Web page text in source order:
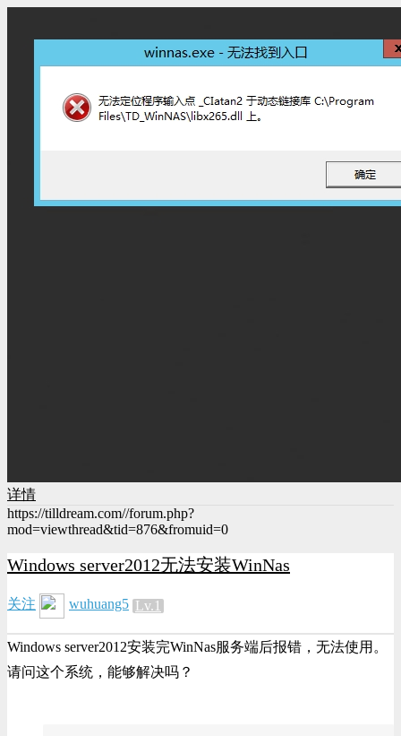
详情
https://tilldream.com//forum.php?
mod=viewthread&tid=876&fromuid=0
Windows server2012无法安装WinNas
关注 wuhuang5 Lv.1
Windows server2012安装完WinNas服务端后报错，无法使用。
请问这个系统，能够解决吗？